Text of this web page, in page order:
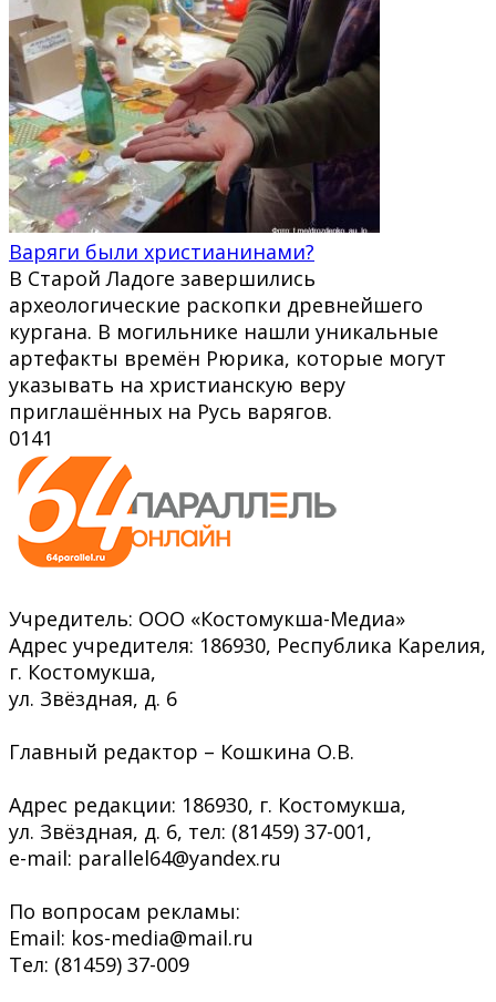
Варяги были христианинами?
В Старой Ладоге завершились
археологические раскопки древнейшего
кургана. В могильнике нашли уникальные
артефакты времён Рюрика, которые могут
указывать на христианскую веру
приглашённых на Русь варягов.
0141
Учредитель: ООО «Костомукша-Медиа»
Адрес учредителя: 186930, Республика Карелия,
г. Костомукша,
ул. Звёздная, д. 6
Главный редактор – Кошкина О.В.
Адрес редакции: 186930, г. Костомукша,
ул. Звёздная, д. 6, тел: (81459) 37-001,
e-mail: parallel64@yandex.ru
По вопросам рекламы:
Email: kos-media@mail.ru
Тел: (81459) 37-009